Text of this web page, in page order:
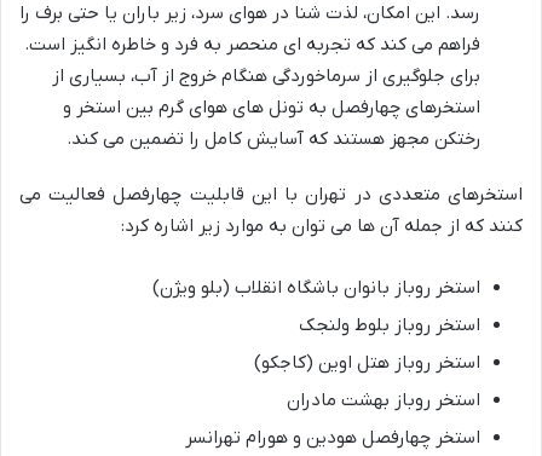
رسد. این امکان، لذت شنا در هوای سرد، زیر باران یا حتی برف را
فراهم می کند که تجربه ای منحصر به فرد و خاطره انگیز است.
برای جلوگیری از سرماخوردگی هنگام خروج از آب، بسیاری از
استخرهای چهارفصل به تونل های هوای گرم بین استخر و
رختکن مجهز هستند که آسایش کامل را تضمین می کند.
استخرهای متعددی در تهران با این قابلیت چهارفصل فعالیت می
کنند که از جمله آن ها می توان به موارد زیر اشاره کرد:
استخر روباز بانوان باشگاه انقلاب (بلو ویژن)
استخر روباز بلوط ولنجک
استخر روباز هتل اوین (کاجکو)
استخر روباز بهشت مادران
استخر چهارفصل هودین و هورام تهرانسر